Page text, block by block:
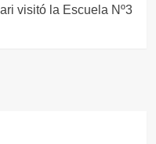
visitó la Escuela Nº3